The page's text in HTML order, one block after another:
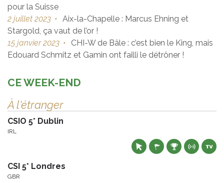
pour la Suisse
2 juillet 2023 • Aix-la-Chapelle : Marcus Ehning et
Stargold, ça vaut de l’or !
15 janvier 2023 •
CHI-W de Bâle : c’est bien le King, mais
Edouard Schmitz et Gamin ont failli le détrôner !
CE WEEK-END
À l'étranger
CSIO 5* Dublin
IRL
CSI 5* Londres
GBR